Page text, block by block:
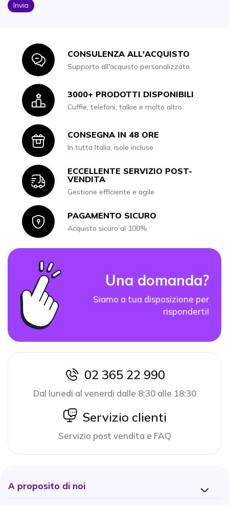
Invia
IconCONSULENZA ALL'ACQUISTO
Supporto all'acquisto personalizzato
Icon3000+ PRODOTTI DISPONIBILI
Cuffie, telefoni, talkie e molto altro
IconCONSEGNA IN 48 ORE
In tutta Italia, isole incluse
Icon
ECCELLENTE SERVIZIO POST-
VENDITA
Gestione efficiente e agile
IconPAGAMENTO SICURO
Acquisto sicuro al 100%
Una domanda?
Siamo a tua disposizione per
risponderti!
icon
02 365 22 990
Dal lunedi al venerdi dalle 8:30 alle 18:30
icon
Servizio clienti
Servizio post vendita e FAQ
A proposito di noi